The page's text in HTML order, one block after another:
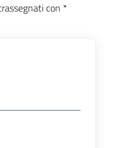
con *